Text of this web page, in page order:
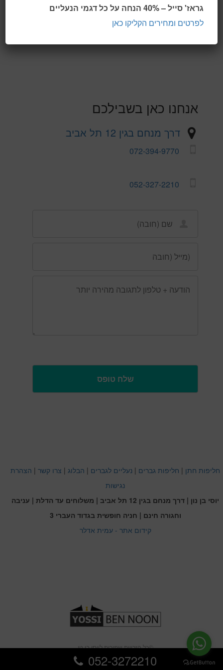
052-3272210
ניתן להגיע באופן חופשי לחנות (מנחם בגין 12 ת"א) או
לבצע הזמנות בטלפון / וואטסאפ:
אנחנו כאן בשבילכם
דרך מנחם בגין 12 תל אביב
072-394-9770
052-327-2210
חליפות חתן | חליפות גברים | נעליים לגברים | הבלוג | צרו קשר | הצהרת
נגישות
יוסי בן נון | דרך מנחם בגין 12 תל אביב | משלוחים עד הדלת | עניבה
וחגורה חינם | חניה חופשית בגדוד העברי 3
קידום אתר - עמית אדלר
כל הזכויות שמורות ליוסי בן נון©
גראז' סייל – 40% הנחה על כל דגמי הנעליים
לפרטים ומחירים הקליקו כאן